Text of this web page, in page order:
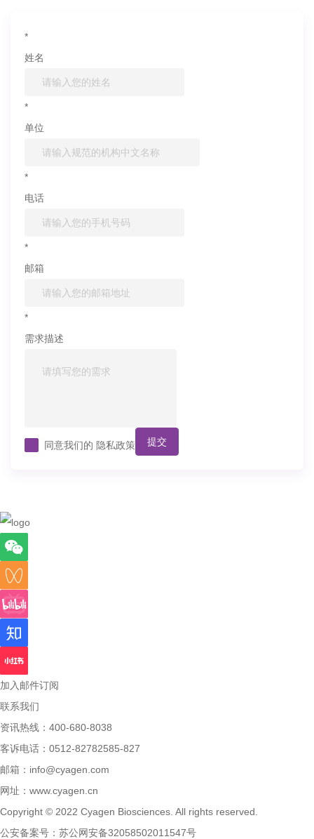
*
姓名
*
单位
*
电话
*
邮箱
*
需求描述
同意我们的 隐私政策 提交
加入邮件订阅
联系我们
资讯热线：400-680-8038
客诉电话：0512-82782585-827
邮箱： info@cyagen.com
网址： www.cyagen.cn
Copyright © 2022 Cyagen Biosciences. All rights reserved.
公安备案号： 苏公网安备32058502011547号